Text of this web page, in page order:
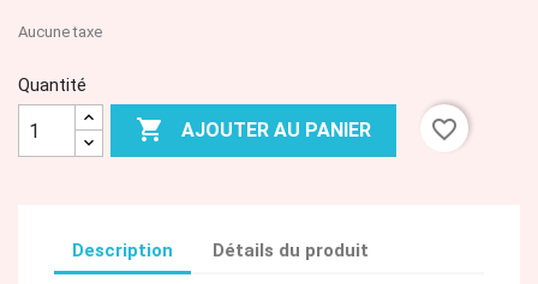
Aucune taxe
Quantité
 AJOUTER AU PANIER favorite_border
Description Détails du produit